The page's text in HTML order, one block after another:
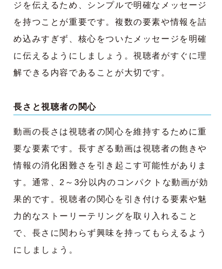
ジを伝えるため、シンプルで明確なメッセージ
を持つことが重要です。複数の要素や情報を詰
め込みすぎず、核心をついたメッセージを明確
に伝えるようにしましょう。視聴者がすぐに理
解できる内容であることが大切です。
長さと視聴者の関心
動画の長さは視聴者の関心を維持するために重
要な要素です。長すぎる動画は視聴者の飽きや
情報の消化困難さを引き起こす可能性がありま
す。通常、2～3分以内のコンパクトな動画が効
果的です。視聴者の関心を引き付ける要素や魅
力的なストーリーテリングを取り入れること
で、長さに関わらず興味を持ってもらえるよう
にしましょう。